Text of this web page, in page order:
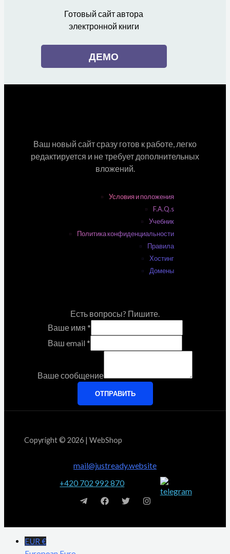
Готовый сайт автора
электронной книги
ДЕМО
Ваш новый сайт сразу готов к работе, легко
редактируется и не требует дополнительных
вложений.
Условия и положения
F.A.Q.s
Учебник
Политика конфиденциальности
Правила
Хостинг
Домены
Есть вопросы? Пишите.
Ваше имя *
Ваш email *
Ваше сообщение
ОТПРАВИТЬ
Copyright © 2026 | WebShop
mail@justready.website
+420 702 992 870
EUR €